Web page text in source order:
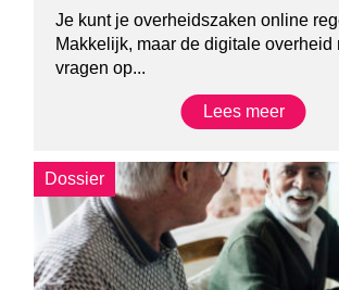
Je kunt je overheidszaken online
Makkelijk, maar de digitale overheid
vragen op...
Lees meer
Dossier